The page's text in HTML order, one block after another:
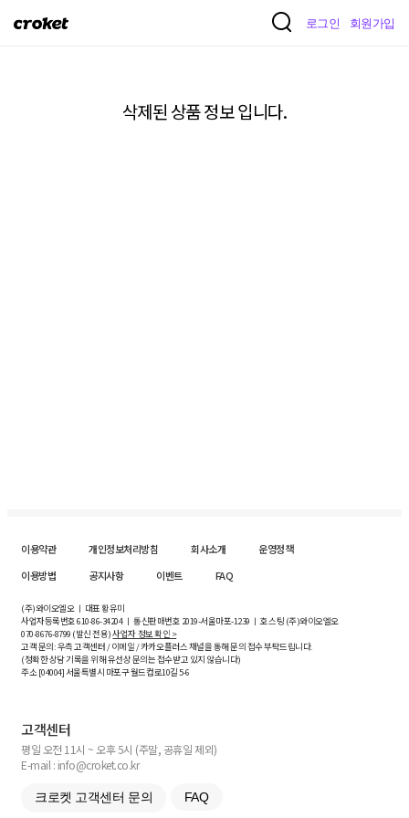
크
로그인 회원가입
삭제된 상품 정보 입니다.
이용약관 개인정보처리방침 회사소개
운영정책
이용방법
공지사항 이벤트 FAQ
(주)와이오엘오 ㅣ 대표 황유미
사업자등록번호610-86-34204ㅣ 통신판매번호 2019-서울마포-1239 ㅣ 호스팅 (주)와이오엘오
070-8676-8799 (발신 전용)사업자 정보 확인 >
고객 문의: 우측 고객센터 / 이메일 / 카카오플러스 채널을 통해 문의 접수 부탁드립니다.
(정확한 상담 기록을 위해 유선상 문의는 접수받고 있지 않습니다)
주소 [04004] 서울특별시 마포구 월드컵로10길5-6
고객센터
평일 오전 11시 ~ 오후 5시 (주말, 공휴일 제외)
E-mail : info@croket.co.kr
크로켓 고객센터 문의 FAQ